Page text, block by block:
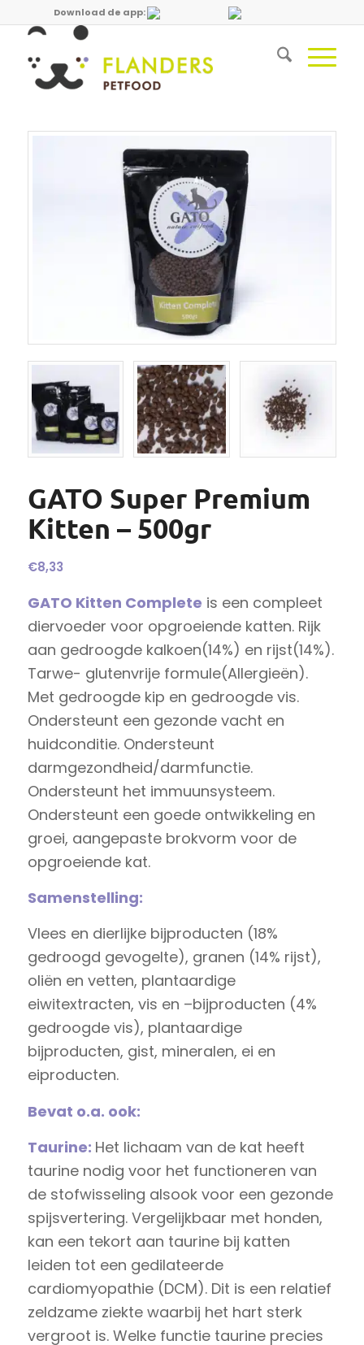
Download de app:
GATO Super Premium
Kitten – 500gr
€8,33
GATO Kitten Complete is een compleet
diervoeder voor opgroeiende katten. Rijk
aan gedroogde kalkoen(14%) en rijst(14%).
Tarwe- glutenvrije formule(Allergieën).
Met gedroogde kip en gedroogde vis.
Ondersteunt een gezonde vacht en
huidconditie. Ondersteunt
darmgezondheid/darmfunctie.
Ondersteunt het immuunsysteem.
Ondersteunt een goede ontwikkeling en
groei, aangepaste brokvorm voor de
opgroeiende kat.
Samenstelling:
Vlees en dierlijke bijproducten (18%
gedroogd gevogelte), granen (14% rijst),
oliën en vetten, plantaardige
eiwitextracten, vis en –bijproducten (4%
gedroogde vis), plantaardige
bijproducten, gist, mineralen, ei en
eiproducten.
Bevat o.a. ook:
Taurine: Het lichaam van de kat heeft
taurine nodig voor het functioneren van
de stofwisseling alsook voor een gezonde
spijsvertering. Vergelijkbaar met honden,
kan een tekort aan taurine bij katten
leiden tot een gedilateerde
cardiomyopathie (DCM). Dit is een relatief
zeldzame ziekte waarbij het hart sterk
vergroot is. Welke functie taurine precies